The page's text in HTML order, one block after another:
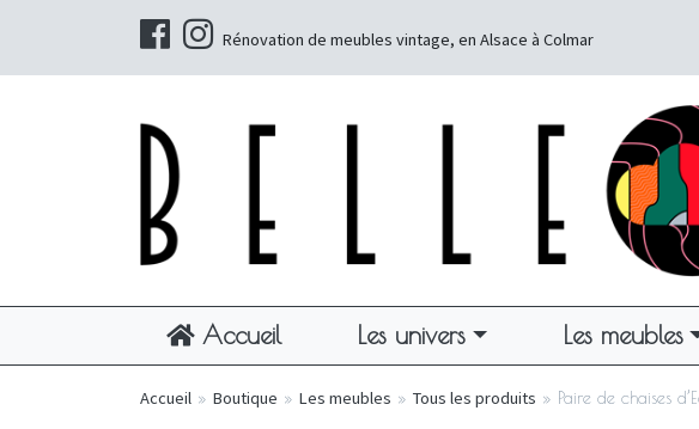
Rénovation de meubles vintage, en Alsace à Colmar
Accueil Les univers Les meubles
Accueil » Boutique » Les meubles » Tous les produits » Paire de chaises